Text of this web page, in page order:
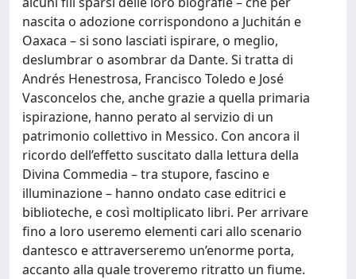
nascita o adozione corrispondono a Juchitán e
Oaxaca – si sono lasciati ispirare, o meglio,
deslumbrar o asombrar da Dante. Si tratta di
Andrés Henestrosa, Francisco Toledo e José
Vasconcelos che, anche grazie a quella primaria
ispirazione, hanno perato al servizio di un
patrimonio collettivo in Messico. Con ancora il
ricordo dell’effetto suscitato dalla lettura della
Divina Commedia – tra stupore, fascino e
illuminazione – hanno ondato case editrici e
biblioteche, e così moltiplicato libri. Per arrivare
fino a loro useremo elementi cari allo scenario
dantesco e attraverseremo un’enorme porta,
accanto alla quale troveremo ritratto un fiume.